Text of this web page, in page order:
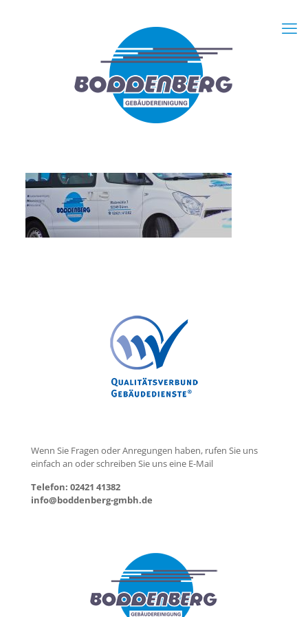
Wenn Sie Fragen oder Anregungen haben, rufen Sie uns
einfach an oder schreiben Sie uns eine E-Mail
Telefon: 02421 41382
info@boddenberg-gmbh.de